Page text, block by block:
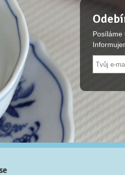
Posíláme